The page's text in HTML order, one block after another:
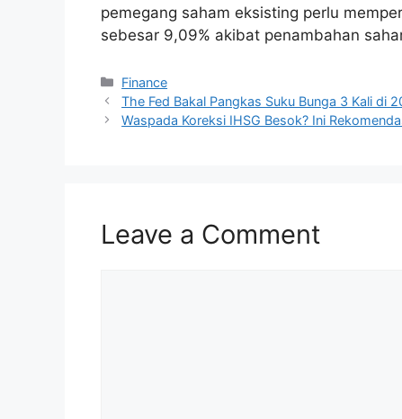
pemegang saham eksisting perlu
sebesar 9,09% akibat penambahan
Categories
Finance
The Fed Bakal Pangkas Suku Bunga 3 Kali di
Waspada Koreksi IHSG Besok? Ini
Leave a Comment